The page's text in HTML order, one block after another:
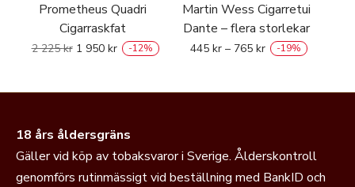
Prometheus Quadri
Cigarraskfat
2 225kr 1 950 kr -12%
Martin Wess Cigarretui
Dante – flera storlekar
445 kr – 765 kr -19%
18 års åldersgräns
Gäller vid köp av tobaksvaror i Sverige. Ålderskontroll
genomförs rutinmässigt vid beställning med BankID och